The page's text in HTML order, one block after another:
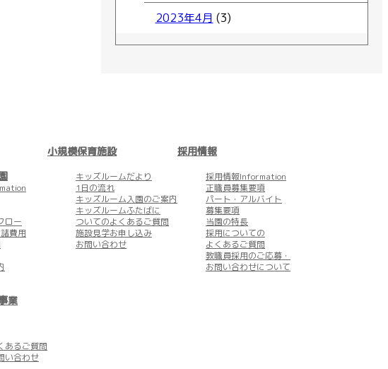
2023年4月 (3)
ロー
費用
業
あるご質問
い合わせ
小規模保育施設
キッズルームだより
1日の流れ
キッズルーム入園のご案内
キッズルームふたばに
ついてのよくあるご質問
施設見学お申し込み
お問い合わせ
採用情報
採用情報Information
正職員募集要項
パート・アルバイト
募集要項
当園の特長
採用についての
よくあるご質問
教職員採用のご応募・
お問い合わせについて